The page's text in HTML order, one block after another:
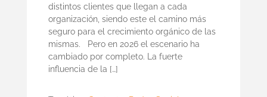
distintos clientes que llegan a cada
organización, siendo este el camino más
seguro para el crecimiento orgánico de las
mismas. Pero en 2026 el escenario ha
cambiado por completo. La fuerte
influencia de la […]